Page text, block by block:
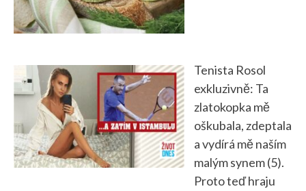
Tenista Rosol
exkluzivně: Ta
zlatokopka mě
oškubala, zdeptala
a vydírá mě naším
malým synem (5).
Proto teď hraju